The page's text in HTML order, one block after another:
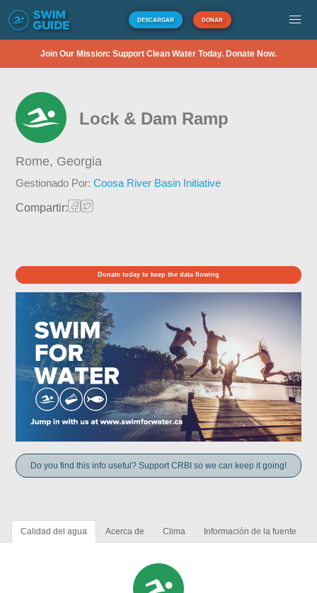
DESCARGAR DONAR
Join Our Mission: Support Clean Water Today. Donate Now.
Lock & Dam Ramp
Rome, Georgia
Gestionado Por:Coosa River Basin Initiative
Compartir:
Donate today to keep the data flowing
Do you find this info useful? Support CRBI so we can keep it going!
Calidad del agua Acerca de Clima Información de la fuente